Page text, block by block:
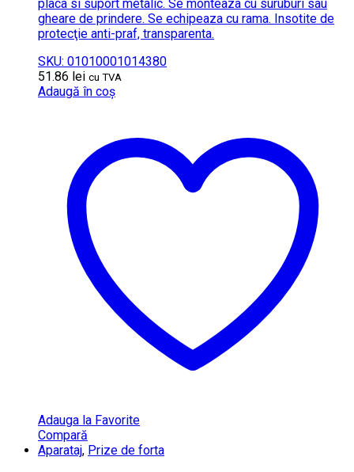
placa si suport metalic. Se monteaza cu suruburi sau
gheare de prindere. Se echipeaza cu rama. Insotite de
protecţie anti-praf, transparenta.
SKU: 01010001014380
51.86 lei cu TVA
Adaugă în coș
Adauga la Favorite
Compară
Aparataj, Prize de forta